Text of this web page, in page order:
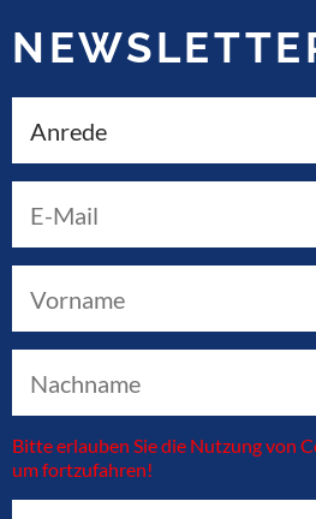
Bitte erlauben Sie die Nutzung von
um fortzufahren!